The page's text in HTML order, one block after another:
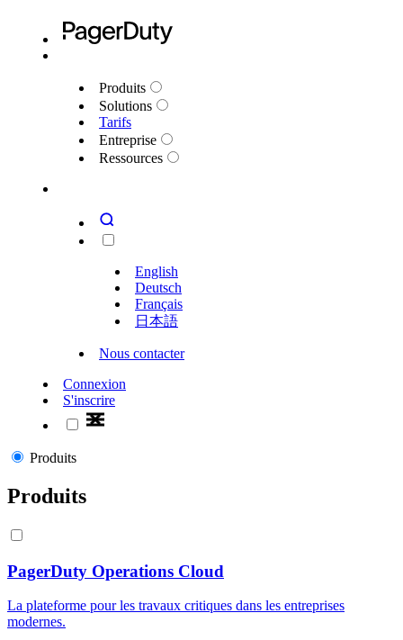
Produits
Solutions
Tarifs
Entreprise
Ressources
English
Deutsch
Français
日本語
Nous contacter
Connexion
S'inscrire
Produits
Produits
PagerDuty Operations Cloud
La plateforme pour les travaux critiques dans les entreprises
modernes.